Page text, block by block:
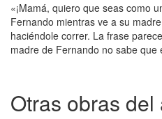
«¡Mamá, quiero que seas como
Fernando mientras ve a su
haciéndole correr. La frase
madre de Fernando no sabe que
Otras obras del